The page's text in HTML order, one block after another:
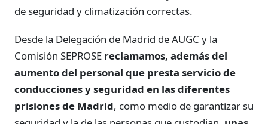
de seguridad y climatización correctas.
Desde la Delegación de Madrid de AUGC y la
Comisión SEPROSE reclamamos, además del
aumento del personal que presta servicio de
conducciones y seguridad en las diferentes
prisiones de Madrid, como medio de garantizar su